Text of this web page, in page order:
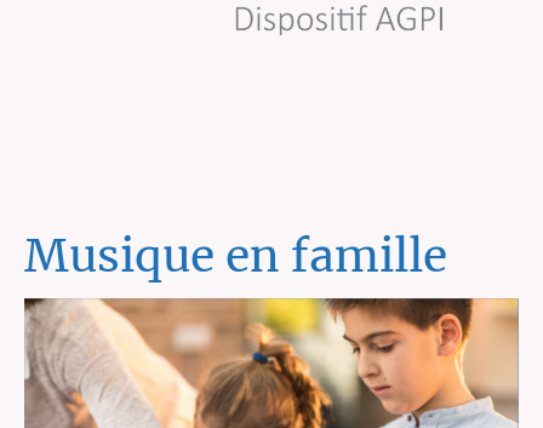
Musique en famille